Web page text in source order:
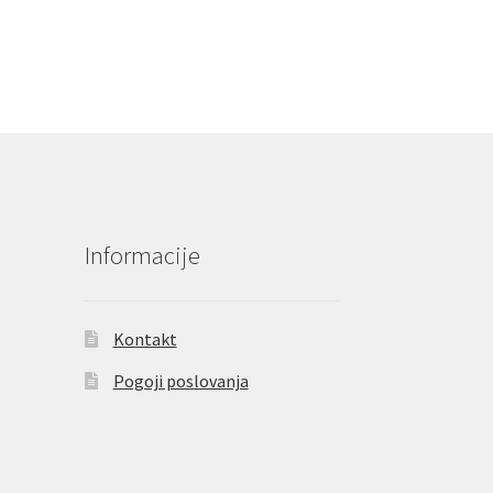
Informacije
Kontakt
Pogoji poslovanja